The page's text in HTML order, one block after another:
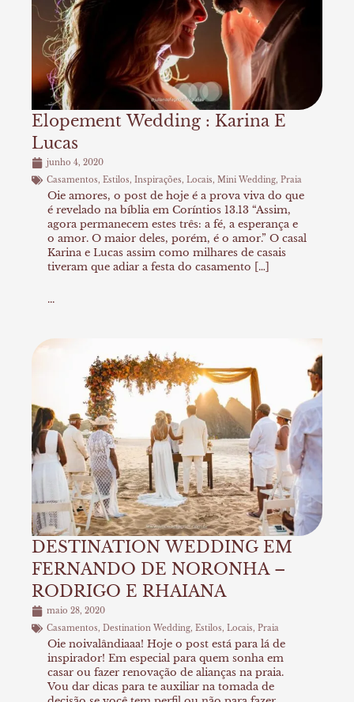
Elopement Wedding : Karina E
Lucas
junho 4, 2020
Casamentos, Estilos, Inspirações, Locais, Mini Wedding, Praia
Oie amores, o post de hoje é a prova viva do que
é revelado na bíblia em Coríntios 13.13 “Assim,
agora permanecem estes três: a fé, a esperança e
o amor. O maior deles, porém, é o amor.” O casal
Karina e Lucas assim como milhares de casais
tiveram que adiar a festa do casamento […]
...
DESTINATION WEDDING EM
FERNANDO DE NORONHA –
RODRIGO E RHAIANA
maio 28, 2020
Casamentos, Destination Wedding, Estilos, Locais, Praia
Oie noivalândiaaa! Hoje o post está para lá de
inspirador! Em especial para quem sonha em
casar ou fazer renovação de alianças na praia.
Vou dar dicas para te auxiliar na tomada de